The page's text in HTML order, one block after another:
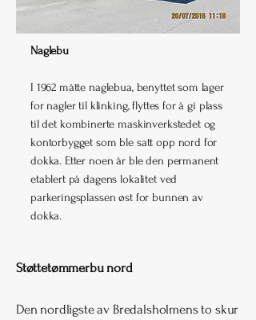
Naglebu
I 1962 måtte naglebua, benyttet som lager
for nagler til klinking, flyttes for å gi plass
til det kombinerte maskinverkstedet og
kontorbygget som ble satt opp nord for
dokka. Etter noen år ble den permanent
etablert på dagens lokalitet ved
parkeringsplassen øst for bunnen av
dokka.
Støttetømmerbu nord
Den nordligste av Bredalsholmens to skur